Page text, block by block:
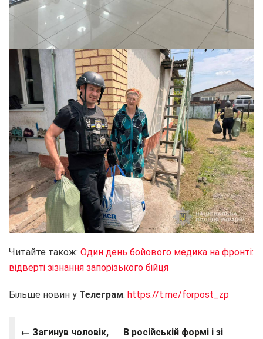
Читайте також: Один день бойового медика на фронті:
відверті зізнання запорізького бійця
Більше новин у Телеграм: https://t.me/forpost_zp
← Загинув чоловік,
В російській формі і зі